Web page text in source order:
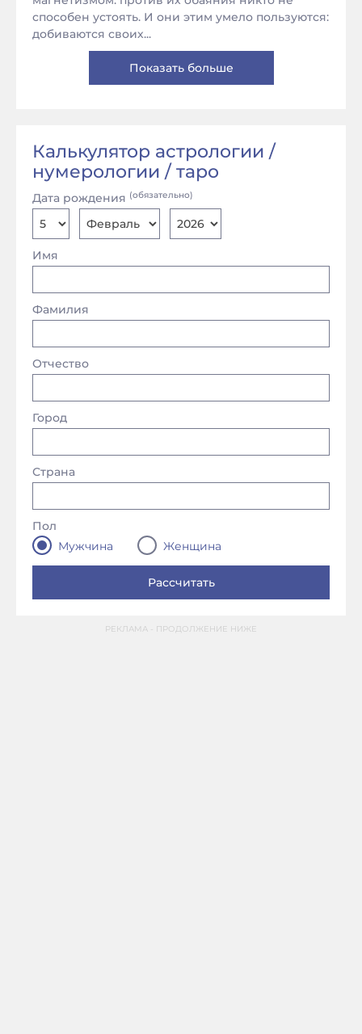
способен устоять. И они этим умело пользуются:
добиваются своих...
Показать больше
Калькулятор астрологии /
нумерологии / таро
Имя
Фамилия
Отчество
Дата рождения (обязательно)
Страна
Город
Пол
Мужчина
Женщина
РЕКЛАМА - ПРОДОЛЖЕНИЕ НИЖЕ